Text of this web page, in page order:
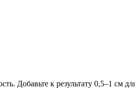
Добавьте к результату 0,5–1 см